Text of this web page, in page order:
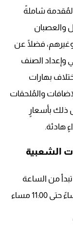
شاملةً
والعصبان
فضلًا عن
وإعداد الصنف
بهارات
والمُلحقات
ذلك بأسعارٍ
هادئة.
الشعبية
من الساعة